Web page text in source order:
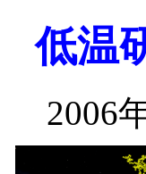
低温
2006